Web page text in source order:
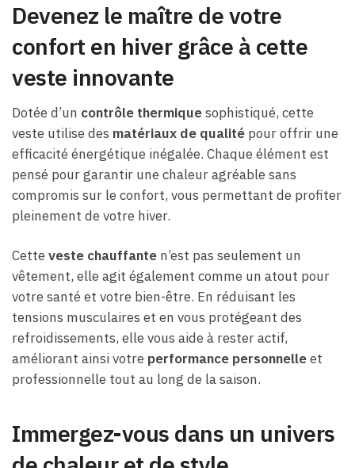
Devenez le maître de votre
confort en hiver grâce à cette
veste innovante
Dotée d’un contrôle thermiquesophistiqué, cette
veste utilise des matériaux de qualité pour offrir une
efficacité énergétique inégalée. Chaque élément est
pensé pour garantir une chaleur agréable sans
compromis sur le confort, vous permettant de profiter
pleinement de votre hiver.
Cetteveste chauffante n’est pas seulement un
vêtement, elle agit également comme un atout pour
votre santé et votre bien-être. En réduisant les
tensions musculaires et en vous protégeant des
refroidissements, elle vous aide à rester actif,
améliorant ainsi votre performance personnelleet
professionnelle tout au long de la saison.
Immergez-vous dans un univers